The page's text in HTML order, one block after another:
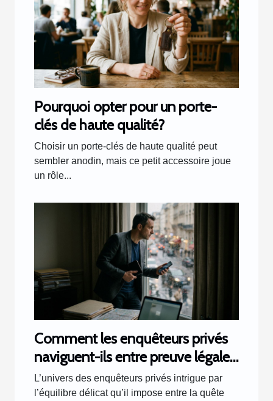
Pourquoi opter pour un porte-
clés de haute qualité?
Choisir un porte-clés de haute qualité peut
sembler anodin, mais ce petit accessoire joue
un rôle...
Comment les enquêteurs privés
naviguent-ils entre preuve légale
et respect de la vie privée ?
L’univers des enquêteurs privés intrigue par
l’équilibre délicat qu’il impose entre la quête